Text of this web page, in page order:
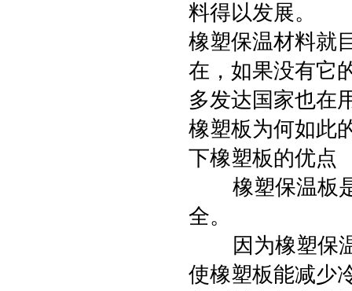
料得以发展。
橡塑保温材料就
在，如果没有它
多发达国家也在
橡塑板为何如此
下橡塑板的优点
橡塑保温板是
全。
因为橡塑保温
使橡塑板能减少